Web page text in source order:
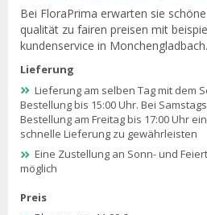
Bei FloraPrima erwarten sie
qualität zu fairen preisen mit
kundenservice in Monchengladbach.
Lieferung
Lieferung am selben Tag mit dem
Bestellung bis 15:00 Uhr. Bei
Bestellung am Freitag bis 17:00 Uhr
schnelle Lieferung zu gewährleisten
Eine Zustellung an Sonn- und
möglich
Preis